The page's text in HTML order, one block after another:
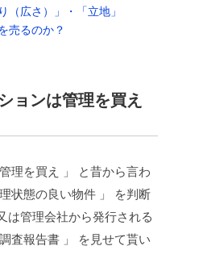
（広さ）」・「立地」
売るのか？
ョンは管理を買え
理を買え 」 と昔から言わ
状態の良い物件 」 を判断
は管理会社から発行される
査報告書 」 を見せて貰い